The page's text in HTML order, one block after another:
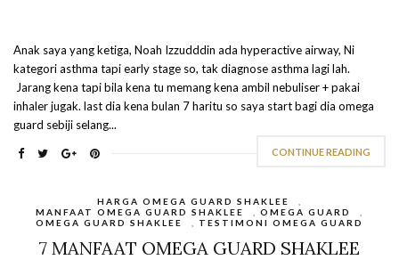
Anak saya yang ketiga, Noah Izzudddin ada hyperactive airway, Ni
kategori asthma tapi early stage so, tak diagnose asthma lagi lah.
Jarang kena tapi bila kena tu memang kena ambil nebuliser + pakai
inhaler jugak. last dia kena bulan 7 haritu so saya start bagi dia omega
guard sebiji selang...
CONTINUE READING
HARGA OMEGA GUARD SHAKLEE
MANFAAT OMEGA GUARD SHAKLEE
OMEGA GUARD
OMEGA GUARD SHAKLEE
TESTIMONI OMEGA GUARD
7 MANFAAT OMEGA GUARD SHAKLEE